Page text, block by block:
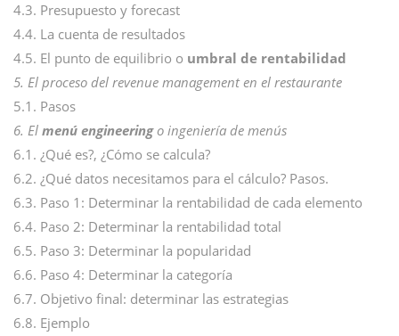
4.3. Presupuesto y forecast
4.4. La cuenta de resultados
4.5. El punto de equilibrio o umbral de rentabilidad
5. El proceso del revenue management en el restaurante
5.1. Pasos
6. El menú engineeringo ingeniería de menús
6.1. ¿Qué es?, ¿Cómo se calcula?
6.2. ¿Qué datos necesitamos para el cálculo? Pasos.
6.3. Paso 1: Determinar la rentabilidad de cada elemento
6.4. Paso 2: Determinar la rentabilidad total
6.5. Paso 3: Determinar la popularidad
6.6. Paso 4: Determinar la categoría
6.7. Objetivo final: determinar las estrategias
6.8. Ejemplo